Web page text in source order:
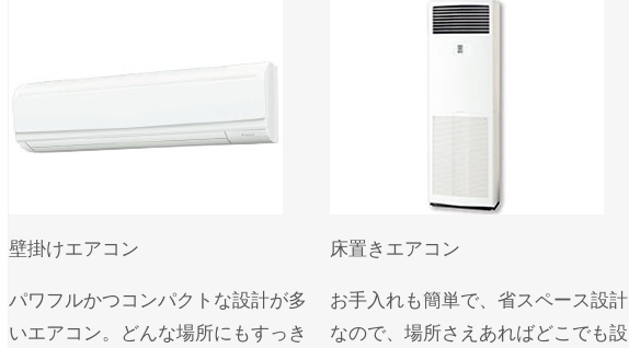
壁掛けエアコン
パワフルかつコンパクトな設計が多
いエアコン。どんな場所にもすっき
床置きエアコン
お手入れも簡単で、省スペース設計
なので、場所さえあればどこでも設